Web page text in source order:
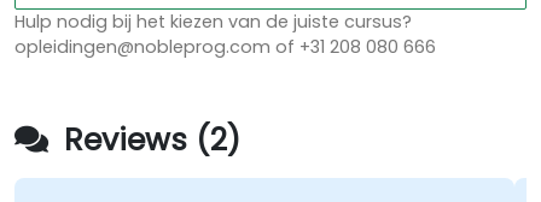
Hulp nodig bij het kiezen van de juiste cursus?
opleidingen@nobleprog.com of +31 208 080 666
Reviews (2)